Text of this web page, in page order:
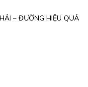
– ĐƯỜNG HIỆU QUẢ